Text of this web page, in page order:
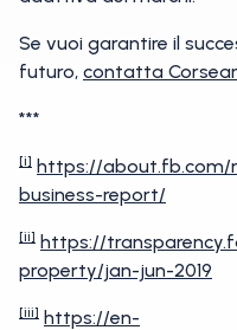
Se vuoi garantire il
futuro, contatta
***
[i] https://
business-report/
[ii] https://
property/jan-jun-2019
[iii] https://en-